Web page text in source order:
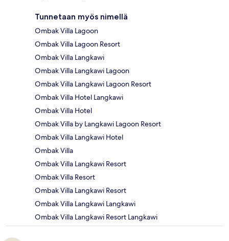
Tunnetaan myös nimellä
Ombak Villa Lagoon
Ombak Villa Lagoon Resort
Ombak Villa Langkawi
Ombak Villa Langkawi Lagoon
Ombak Villa Langkawi Lagoon Resort
Ombak Villa Hotel Langkawi
Ombak Villa Hotel
Ombak Villa by Langkawi Lagoon Resort
Ombak Villa Langkawi Hotel
Ombak Villa
Ombak Villa Langkawi Resort
Ombak Villa Resort
Ombak Villa Langkawi Resort
Ombak Villa Langkawi Langkawi
Ombak Villa Langkawi Resort Langkawi